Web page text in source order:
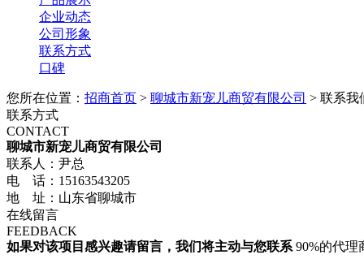
企业动态
公司形象
联系方式
口碑
您所在位置： 招商首页 > 聊城市新宠儿商贸有限公司 > 联系我
联系方式
CONTACT
聊城市新宠儿商贸有限公司
联系人：尹总
电 话：15163543205
地 址：山东省聊城市
在线留言
FEEDBACK
如果对该项目感兴趣请留言 ，我们将主动与您联系 90%的代理